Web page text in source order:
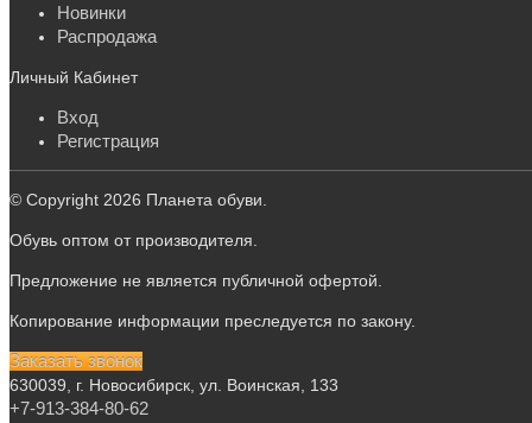
Новинки
Распродажа
Личный Кабинет
Вход
Регистрация
© Copyright 2026 Планета обуви.
Обувь оптом от производителя.
Предложение не является публичной офертой.
Копирование информации преследуется по закону.
Заказать звонок
630039, г. Новосибирск, ул. Воинская, 133
+7-913-384-80-62